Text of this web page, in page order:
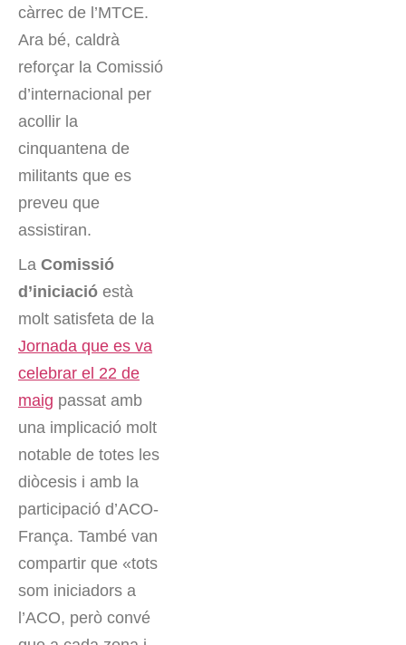
càrrec de l’MTCE.
Ara bé, caldrà
reforçar la Comissió
d’internacional per
acollir la
cinquantena de
militants que es
preveu que
assistiran.
La Comissió
d’iniciació està
molt satisfeta de la
Jornada que es va
celebrar el 22 de
maig passat amb
una implicació molt
notable de totes les
diòcesis i amb la
participació d’ACO-
França. També van
compartir que «tots
som iniciadors a
l’ACO, però convé